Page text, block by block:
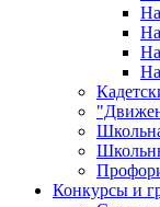
Конкурсы и